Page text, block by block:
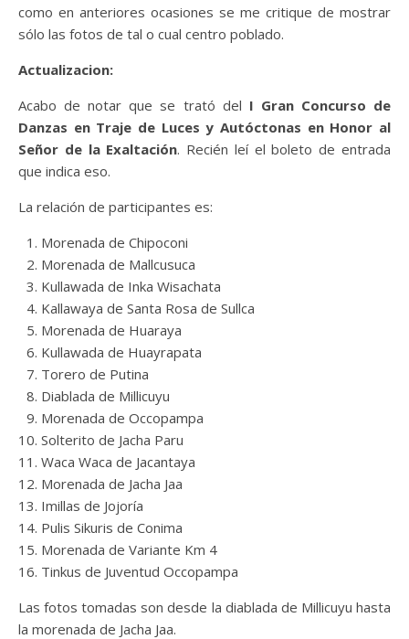
como en anteriores ocasiones se me critique de mostrar
sólo las fotos de tal o cual centro poblado.
Actualizacion:
Acabo de notar que se trató del I Gran Concurso de
Danzas en Traje de Luces y Autóctonas en Honor al
Señor de la Exaltación. Recién leí el boleto de entrada
que indica eso.
La relación de participantes es:
Morenada de Chipoconi
Morenada de Mallcusuca
Kullawada de Inka Wisachata
Kallawaya de Santa Rosa de Sullca
Morenada de Huaraya
Kullawada de Huayrapata
Torero de Putina
Diablada de Millicuyu
Morenada de Occopampa
Solterito de Jacha Paru
Waca Waca de Jacantaya
Morenada de Jacha Jaa
Imillas de Jojoría
Pulis Sikuris de Conima
Morenada de Variante Km 4
Tinkus de Juventud Occopampa
Las fotos tomadas son desde la diablada de Millicuyu hasta
la morenada de Jacha Jaa.